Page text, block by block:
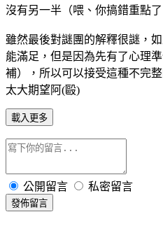
沒有另一半（喂、你搞錯重點了
雖然最後對謎團的解釋很謎，
能滿足，但是因為先有了心理
補），所以可以接受這種不完
太大期望阿(毆)
載入更多
公開留言 私密留言
發佈留言